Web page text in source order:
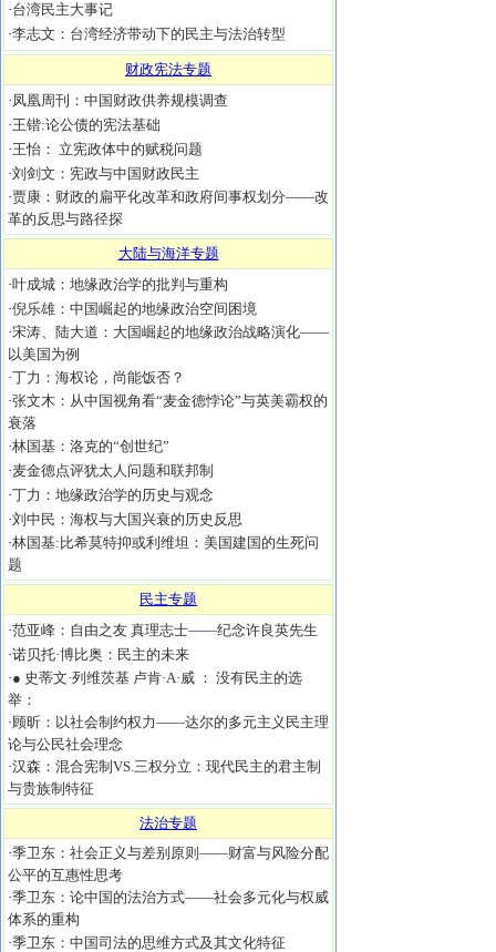
·台湾民主大事记
·李志文：台湾经济带动下的民主与法治转型
财政宪法专题
·凤凰周刊：中国财政供养规模调查
·王锴:论公债的宪法基础
·王怡： 立宪政体中的赋税问题
·刘剑文：宪政与中国财政民主
·贾康：财政的扁平化改革和政府间事权划分——改
革的反思与路径探
大陆与海洋专题
·叶成城：地缘政治学的批判与重构
·倪乐雄：中国崛起的地缘政治空间困境
·宋涛、陆大道：大国崛起的地缘政治战略演化——
以美国为例
·丁力：海权论，尚能饭否？
·张文木：从中国视角看“麦金德悖论”与英美霸权的
衰落
·林国基：洛克的“创世纪”
·麦金德点评犹太人问题和联邦制
·丁力：地缘政治学的历史与观念
·刘中民：海权与大国兴衰的历史反思
·林国基:比希莫特抑或利维坦：美国建国的生死问
题
民主专题
·范亚峰：自由之友 真理志士——纪念许良英先生
·诺贝托·博比奥：民主的未来
·● 史蒂文·列维茨基 卢肯·A·威 ： 没有民主的选
举：
·顾昕：以社会制约权力——达尔的多元主义民主理
论与公民社会理念
·汉森：混合宪制VS.三权分立：现代民主的君主制
与贵族制特征
法治专题
·季卫东：社会正义与差别原则——财富与风险分配
公平的互惠性思考
·季卫东：论中国的法治方式——社会多元化与权威
体系的重构
·季卫东：中国司法的思维方式及其文化特征